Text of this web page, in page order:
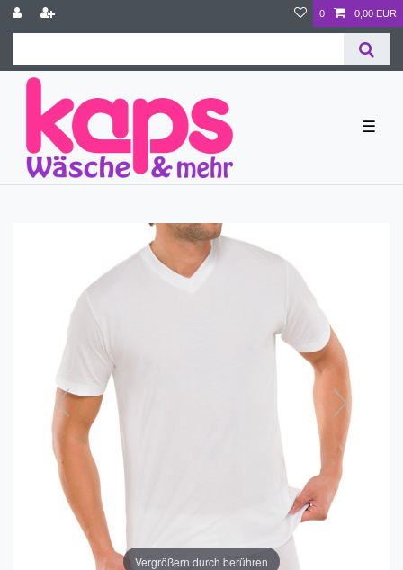
0 0,00 EUR
☰
Vergrößern durch berühren